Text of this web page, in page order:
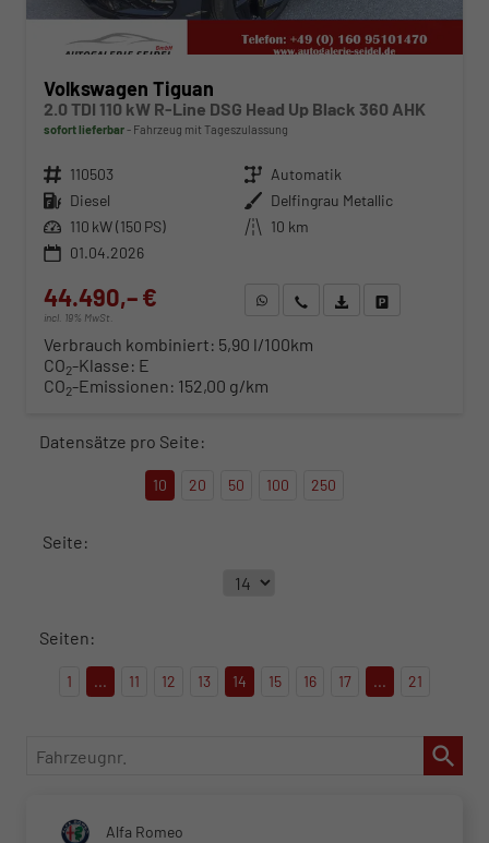
Volkswagen Tiguan
2.0 TDI 110 kW R-Line DSG Head Up Black 360 AHK
sofort lieferbar Fahrzeug mit Tageszulassung
Fahrzeugnr. 110503 Getriebe Automatik
Kraftstoff Diesel Außenfarbe Delfingrau Metallic
Leistung 110 kW (150 PS) Kilometerstand 10 km
01.04.2026
44.490,– €
incl. 19% MwSt.
WhatsApp anfragen
Wir rufen Sie anFahrzeugexposé (PDF)
Verbrauch kombiniert: 5,90 l/100km
CO2-Klasse: E
CO2-Emissionen: 152,00 g/km
Datensätze pro Seite:
10 20 50 100 250
Seite:
Seiten:
1 ... 11 12 13 14 15 16 17 ... 21
Fahrzeugnr.
Alfa Romeo